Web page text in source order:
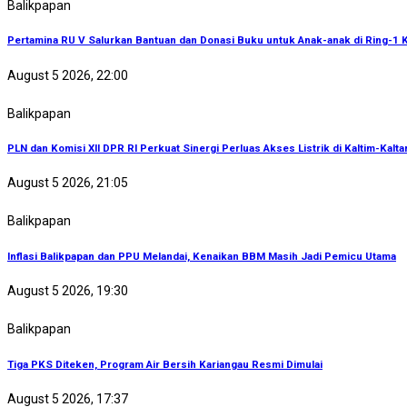
Balikpapan
Pertamina RU V Salurkan Bantuan dan Donasi Buku untuk Anak-anak di Ring-1
August 5 2026, 22:00
Balikpapan
PLN dan Komisi XII DPR RI Perkuat Sinergi Perluas Akses Listrik di Kaltim-
August 5 2026, 21:05
Balikpapan
Inflasi Balikpapan dan PPU Melandai, Kenaikan BBM Masih Jadi Pemicu Utama
August 5 2026, 19:30
Balikpapan
Tiga PKS Diteken, Program Air Bersih Kariangau Resmi Dimulai
August 5 2026, 17:37